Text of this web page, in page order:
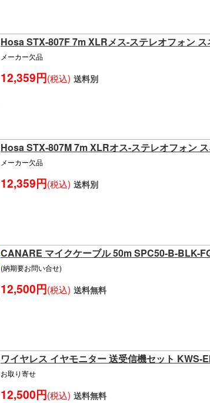
Hosa STX-807F 7m XLRメス-ステレオフォン
メーカー欠品
12,359円(税込) 送料別
Hosa STX-807M 7m XLRオス-ステレオフォン
メーカー欠品
12,359円(税込) 送料別
CANARE マイクケーブル 50m SPC50-B-BLK-
(納期要お問い合せ)
12,500円(税込) 送料無料
ワイヤレス イヤモニター 送受信機セット KWS-
お取り寄せ
12,500円(税込) 送料無料